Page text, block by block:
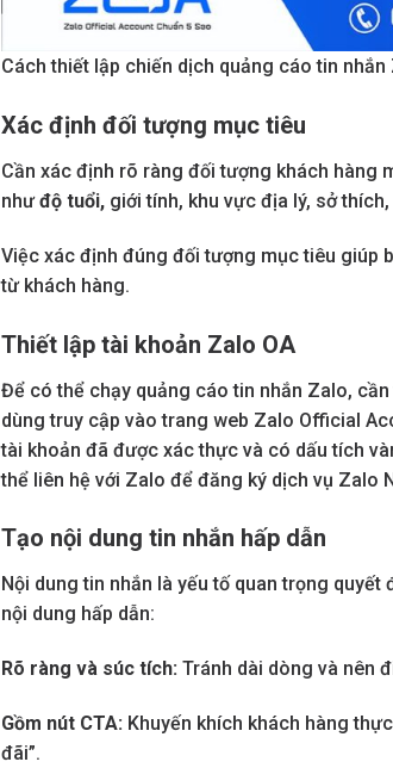
Cách thiết lập chiến dịch quảng cáo tin nhắn
Xác định đối tượng mục tiêu
Cần xác định rõ ràng đối tượng khách hàng
nhưđộ tuổi, giới tính, khu vực địa lý, sở
Việc xác định đúng đối tượng mục tiêu giúp
từ khách hàng.
Thiết lập tài khoản Zalo OA
Để có thể chạy quảng cáo tin nhắn Zalo,
dùng truy cập vào trang web Zalo Official
tài khoản đã được xác thực và có dấu tích
thể liên hệ với Zalo để đăng ký dịch vụ Zalo
Tạo nội dung tin nhắn hấp dẫn
Nội dung tin nhắn là yếu tố quan trọng
nội dung hấp dẫn:
Rõ ràng và súc tích: Tránh dài dòng và nên
Gồm nút CTA: Khuyến khích khách hàng
đãi”.